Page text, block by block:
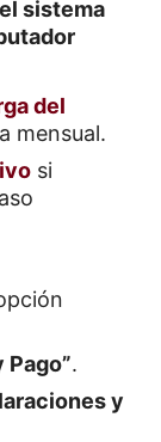
sistema
del
mensual.
si
Pago”.
y